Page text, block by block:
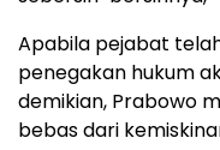
Apabila pejabat
penegakan hukum
demikian, Prabowo
bebas dari